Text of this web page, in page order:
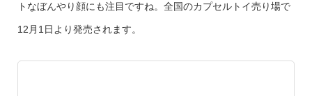
トなぼんやり顔にも注目ですね。全国のカプセルトイ売り場で
12月1日より発売されます。